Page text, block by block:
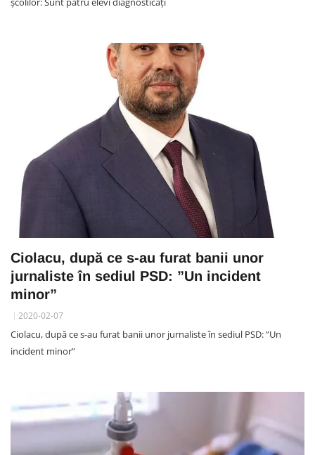
Ciolacu, după ce s-au furat banii unor
jurnaliste în sediul PSD: ”Un incident
minor”
2020-02-07
Ciolacu, după ce s-au furat banii unor jurnaliste în sediul PSD: ”Un
incident minor”